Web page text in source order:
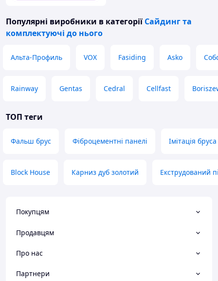
Популярні виробники в категорії Сайдинг та
комплектуючі до нього
Альта-Профиль VOX Fasiding Asko
Rainway Gentas Cedral Cellfast
ТОП теги
Фальш брус Фіброцементні панелі Імітація бруса
Block House Карниз дуб золотий Екструдований
Покупцям
Продавцям
Про нас
Партнери